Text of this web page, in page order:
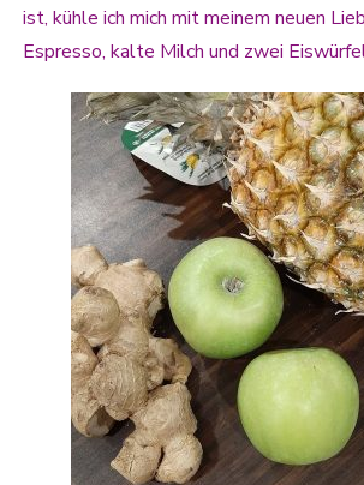
ist, kühle ich mich mit meinem neuen
Espresso, kalte Milch und zwei